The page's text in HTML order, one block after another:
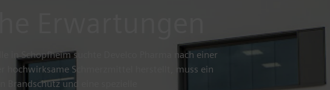
Erwartungen
in Schopfheim suchte Develco Pharma nach einer
hochwirksame Schmerzmittel herstellt, muss ein
und eine spezielle